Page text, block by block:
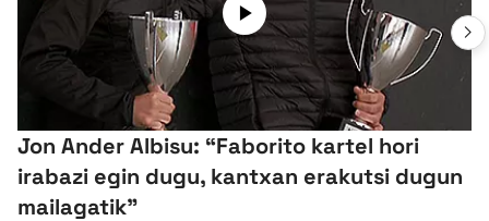
Jon Ander Albisu: “Faborito kartel hori
irabazi egin dugu, kantxan erakutsi dugun
mailagatik”